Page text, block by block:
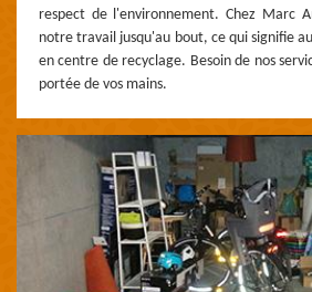
respect de l'environnement. Chez Marc
notre travail jusqu'au bout, ce qui signifie
en centre de recyclage. Besoin de nos
portée de vos mains.